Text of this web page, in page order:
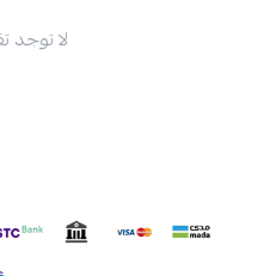
لا توجد